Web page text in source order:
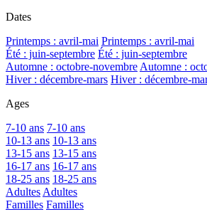
Dates
Printemps : avril-mai Printemps : avril-mai
Été : juin-septembre Été : juin-septembre
Automne : octobre-novembreAutomne :
Hiver : décembre-mars Hiver : décembre-
Ages
7-10 ans 7-10 ans
10-13 ans 10-13 ans
13-15 ans 13-15 ans
16-17 ans 16-17 ans
18-25 ans 18-25 ans
AdultesAdultes
Familles Familles